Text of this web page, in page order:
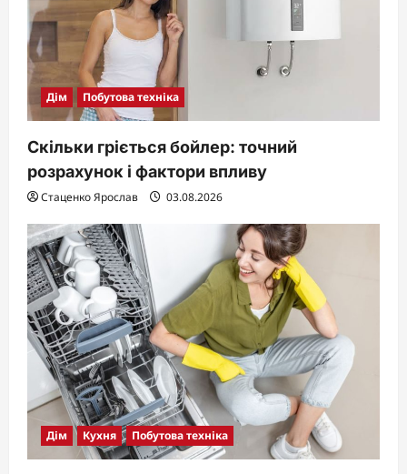
o
n
Дім Побутова техніка
Скільки гріється бойлер: точний
розрахунок і фактори впливу
Стаценко Ярослав 03.08.2026
Дім Кухня Побутова техніка